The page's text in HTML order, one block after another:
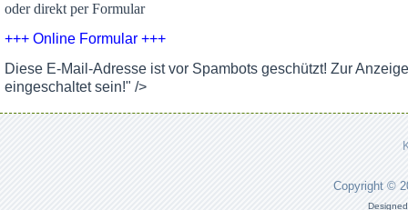
oder direkt per Formular
+++ Online Formular +++
Diese E-Mail-Adresse ist vor Spambots geschützt! Zur
eingeschaltet sein!" />
Copyright ©